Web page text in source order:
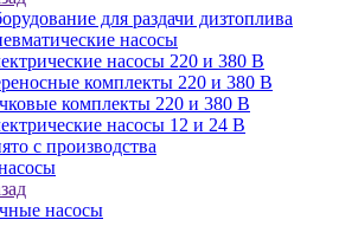
для раздачи дизтоплива
насосы
насосы 220 и 380 В
комплекты 220 и 380 В
комплекты 220 и 380 В
насосы 12 и 24 В
с производства
насосы